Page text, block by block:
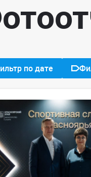
по дате